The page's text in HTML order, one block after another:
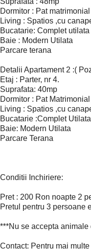
Dormitor : Pat
Living : Spatios ,cu
Bucatarie: Complet utilata
Baie : Modern Utilata
Parcare terana
Detalii Apartament 2 :(
Etaj : Parter, nr 4.
Suprafata: 40mp
Dormitor : Pat
Living : Spatios ,cu
Bucatarie :Complet Utilata
Baie: Modern Utilata
Parcare Terana
Conditii Inchiriere:
Pret : 200 Ron noapte 2
Pretul pentru 3 persoane
***Nu se accepta
Contact: Pentru mai